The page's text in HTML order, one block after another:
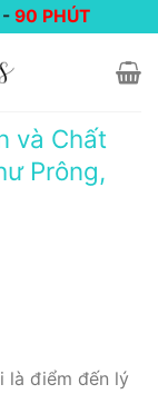
-90 PHÚT
và Chất
Prông,
là điểm đến lý